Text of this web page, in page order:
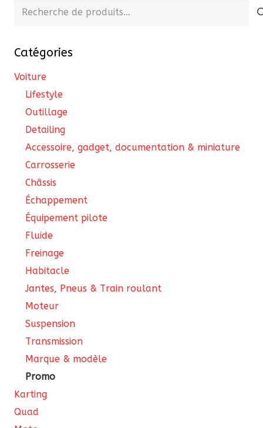
Recherche
Catégories
Voiture
Lifestyle
Outillage
Detailing
Accessoire, gadget, documentation & miniature
Carrosserie
Châssis
Échappement
Équipement pilote
Fluide
Freinage
Habitacle
Jantes, Pneus & Train roulant
Moteur
Suspension
Transmission
Marque & modèle
Promo
Karting
Quad